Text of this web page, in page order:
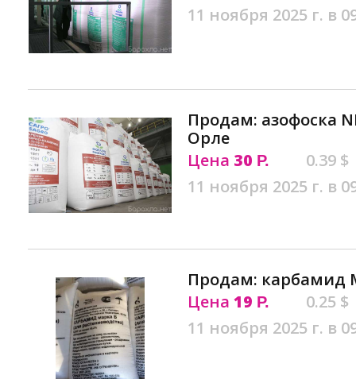
11 ноября 2025 г. в
Продам: азофоска
Орле
Цена 30 Р.
0.39 $
11 ноября 2025 г. в
Продам: карбамид
Цена 19 Р.
0.25 $
11 ноября 2025 г. в